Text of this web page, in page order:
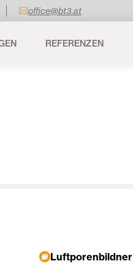
office@bt3.at
REFERENZEN
Luftporenbildner